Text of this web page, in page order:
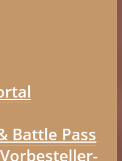
Battle Pass